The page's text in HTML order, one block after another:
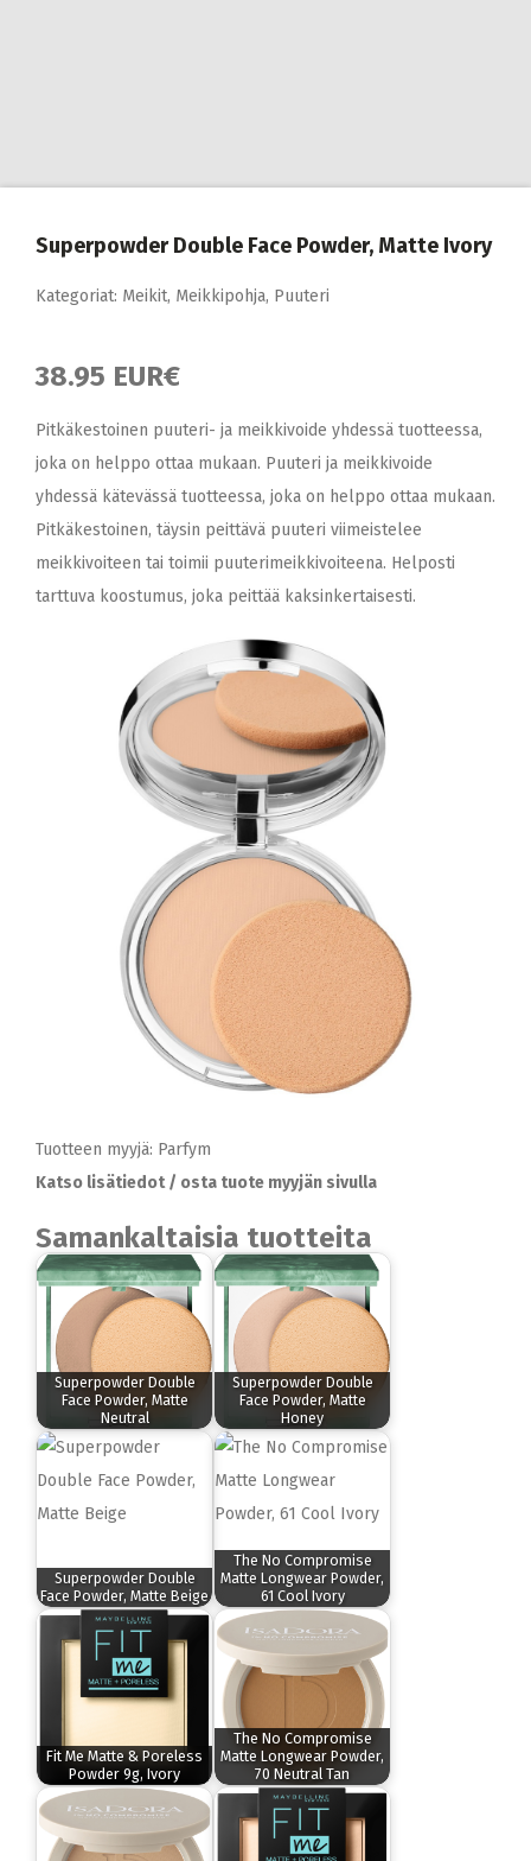
Superpowder Double Face Powder, Matte Ivory
Kategoriat: Meikit, Meikkipohja, Puuteri
38.95 EUR€
Pitkäkestoinen puuteri- ja meikkivoide yhdessä tuotteessa,
joka on helppo ottaa mukaan. Puuteri ja meikkivoide
yhdessä kätevässä tuotteessa, joka on helppo ottaa mukaan.
Pitkäkestoinen, täysin peittävä puuteri viimeistelee
meikkivoiteen tai toimii puuterimeikkivoiteena. Helposti
tarttuva koostumus, joka peittää kaksinkertaisesti.
Tuotteen myyjä: Parfym
Katso lisätiedot / osta tuote myyjän sivulla
Samankaltaisia tuotteita
Superpowder Double
Face Powder, Matte
Neutral
Superpowder Double
Face Powder, Matte
Honey
Superpowder Double
Face Powder, Matte Beige
The No Compromise
Matte Longwear Powder,
61 Cool Ivory
Fit Me Matte & Poreless
Powder 9g, Ivory
The No Compromise
Matte Longwear Powder,
70 Neutral Tan